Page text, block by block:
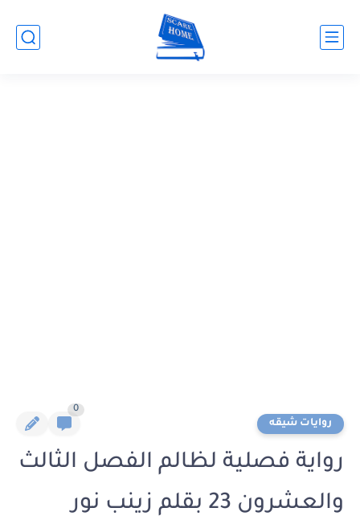
روايات شيقه
0
رواية فصلية لظالم الفصل الثالث
والعشرون 23 بقلم زينب نور